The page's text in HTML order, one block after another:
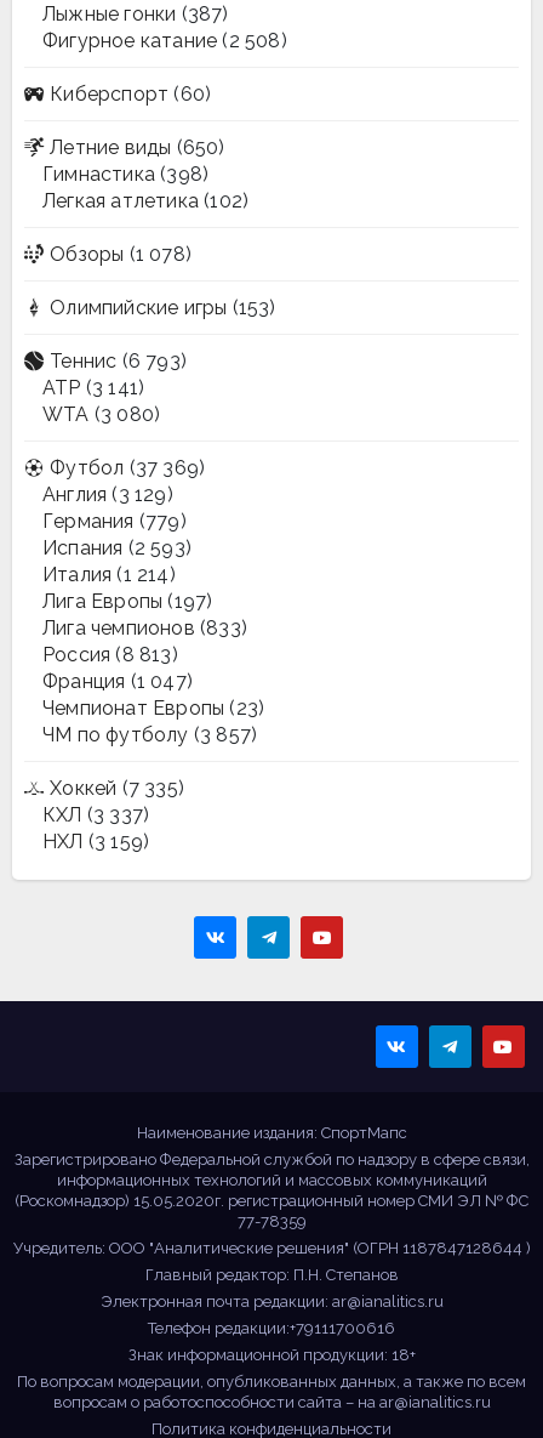
Лыжные гонки (387)
Фигурное катание (2 508)
Киберспорт (60)
Летние виды (650)
Гимнастика (398)
Легкая атлетика (102)
Обзоры (1 078)
Олимпийские игры (153)
Теннис (6 793)
ATP (3 141)
WTA (3 080)
Футбол (37 369)
Англия (3 129)
Германия (779)
Испания (2 593)
Италия (1 214)
Лига Европы (197)
Лига чемпионов (833)
Россия (8 813)
Франция (1 047)
Чемпионат Европы (23)
ЧМ по футболу (3 857)
Хоккей (7 335)
КХЛ (3 337)
НХЛ (3 159)
Наименование издания: СпортМапс
Зарегистрировано Федеральной службой по надзору в сфере связи,
информационных технологий и массовых коммуникаций
(Роскомнадзор) 15.05.2020г. регистрационный номер СМИ ЭЛ № ФС
77-78359
Учредитель: ООО "Аналитические решения" (ОГРН 1187847128644 )
Главный редактор: П.Н. Степанов
Электронная почта редакции: ar@ianalitics.ru
Телефон редакции:+79111700616
Знак информационной продукции: 18+
По вопросам модерации, опубликованных данных, а также по всем
вопросам о работоспособности сайта – на ar@ianalitics.ru
Политика конфиденциальности